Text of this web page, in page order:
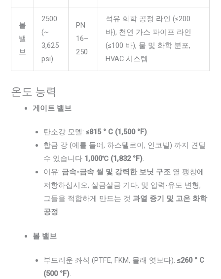
볼
밸
브
2500
(~
3,625
psi)
PN
16–
250
석유 화학 공정 라인 (≤200
바), 천연 가스 파이프 라인
(≤100 바), 물 및 화학 분포,
HVAC 시스템
온도 능력
게이트 밸브
탄소강 모델:≤815 ° C (1,500 °F).
합금 강 (예를 들어, 하스텔로이, 인코넬) 까지 견딜
수 있습니다 1,000℃ (1,832 °F).
이유: 금속-금속 씰 및 강력한 보닛 구조 열 팽창에
저항하십시오, 살금살금 기다, 및 압력-유도 변형,
그들을 적합하게 만드는 것 과열 증기 및 고온 화학
공정.
볼 밸브
부드러운 좌석 (PTFE, FKM, 몰래 엿보다):≤260 ° C
(500 °F).